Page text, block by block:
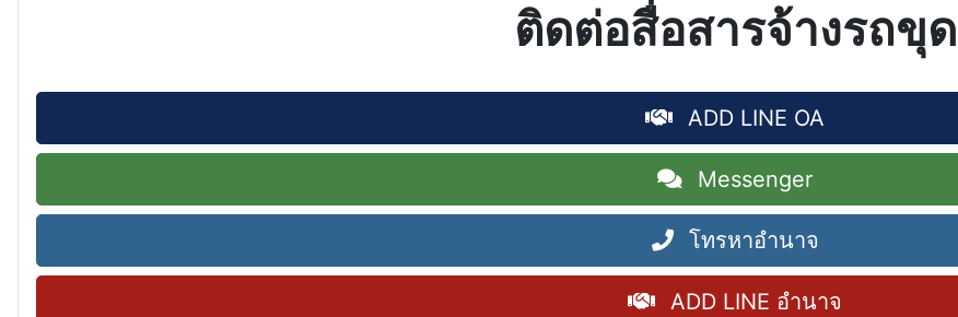
ติดต่อสื่อสารจ้างรถขุด
ADD LINE OA
Messenger
โทรหาอำนาจ
ADD LINE อำนาจ